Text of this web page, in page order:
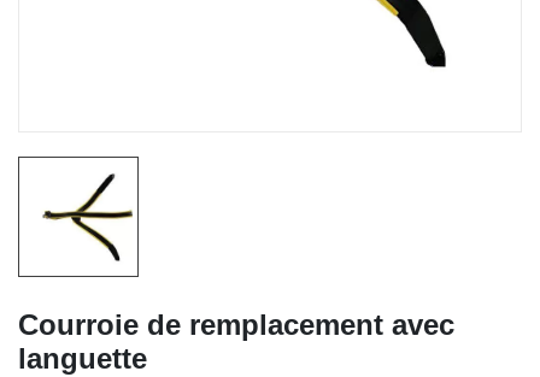
Courroie de remplacement avec
languette